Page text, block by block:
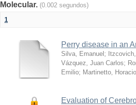
Molecular. (0.002 segundos)
1
Perry disease in an
Silva, Emanuel ;
Vázquez, Juan Carlos;
Emilio; Martinetto, Horacio
Evaluation of